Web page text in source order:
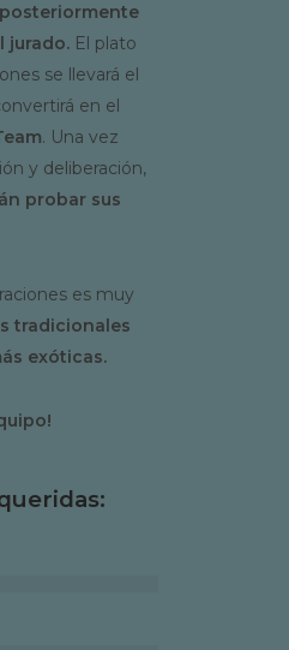
jurado. El plato
se llevará el
en el
. Una vez
y deliberación,
probar sus
es muy
tradicionales
exóticas.